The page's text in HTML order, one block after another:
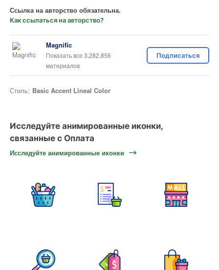
Ссылка на авторство обязательна.
Как ссылаться на авторство?
Magnific
Показать все 3,282,856
материалов
Подписаться
Стиль: Basic Accent Lineal Color
Исследуйте анимированные иконки,
связанные с Оплата
Исследуйте анимированные иконки